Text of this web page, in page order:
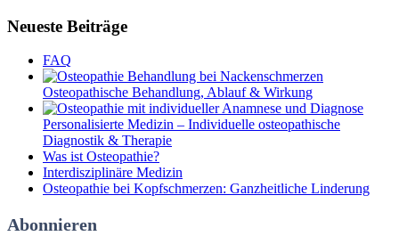
Neueste Beiträge
FAQ
Osteopathische Behandlung, Ablauf & Wirkung
Personalisierte Medizin – Individuelle osteopathische
Diagnostik & Therapie
Was ist Osteopathie?
Interdisziplinäre Medizin
Osteopathie bei Kopfschmerzen: Ganzheitliche Linderung
Abonnieren